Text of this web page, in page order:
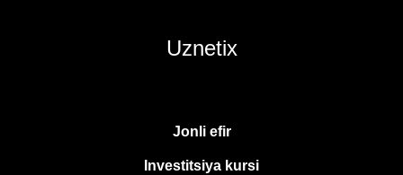
Uznetix
Jonli efir
Investitsiya kursi